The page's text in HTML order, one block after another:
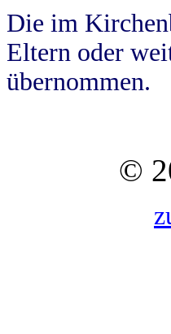
Die im
Eltern oder
übernommen.
©